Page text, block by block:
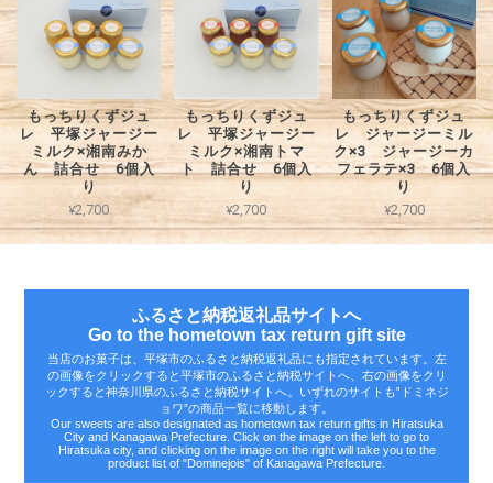
もっちりくずジュ
レ 平塚ジャージー
ミルク×湘南みか
ん 詰合せ 6個入
り
¥2,700
もっちりくずジュ
レ 平塚ジャージー
ミルク×湘南トマ
ト 詰合せ 6個入
り
¥2,700
もっちりくずジュ
レ ジャージーミル
ク×3 ジャージーカ
フェラテ×3 6個入
り
¥2,700
ふるさと納税返礼品サイトへ
Go to the hometown tax return gift site
当店のお菓子は、平塚市のふるさと納税返礼品にも指定されています。左
の画像をクリックすると平塚市のふるさと納税サイトへ、右の画像をクリ
ックすると神奈川県のふるさと納税サイトへ。いずれのサイトも‟ドミネジ
ョワ”の商品一覧に移動します。
Our sweets are also designated as hometown tax return gifts in Hiratsuka
City and Kanagawa Prefecture. Click on the image on the left to go to
Hiratsuka city, and clicking on the image on the right will take you to the
product list of "Dominejois" of Kanagawa Prefecture.